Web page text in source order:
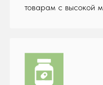
товарам с высокой